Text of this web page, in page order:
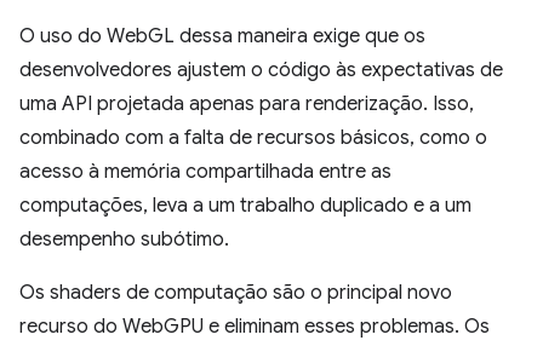
O uso do WebGL dessa maneira exige que os
desenvolvedores ajustem o código às expectativas de
uma API projetada apenas para renderização. Isso,
combinado com a falta de recursos básicos, como o
acesso à memória compartilhada entre as
computações, leva a um trabalho duplicado e a um
desempenho subótimo.
Os shaders de computação são o principal novo
recurso do WebGPU e eliminam esses problemas. Os